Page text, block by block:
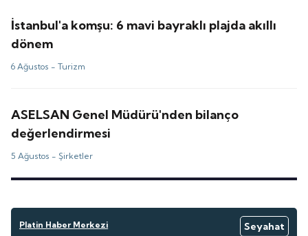
İstanbul'a komşu: 6 mavi bayraklı plajda akıllı
dönem
6 Ağustos -Turizm
ASELSAN Genel Müdürü'nden bilanço
değerlendirmesi
5 Ağustos -Şirketler
Platin Haber Merkezi
Seyahat